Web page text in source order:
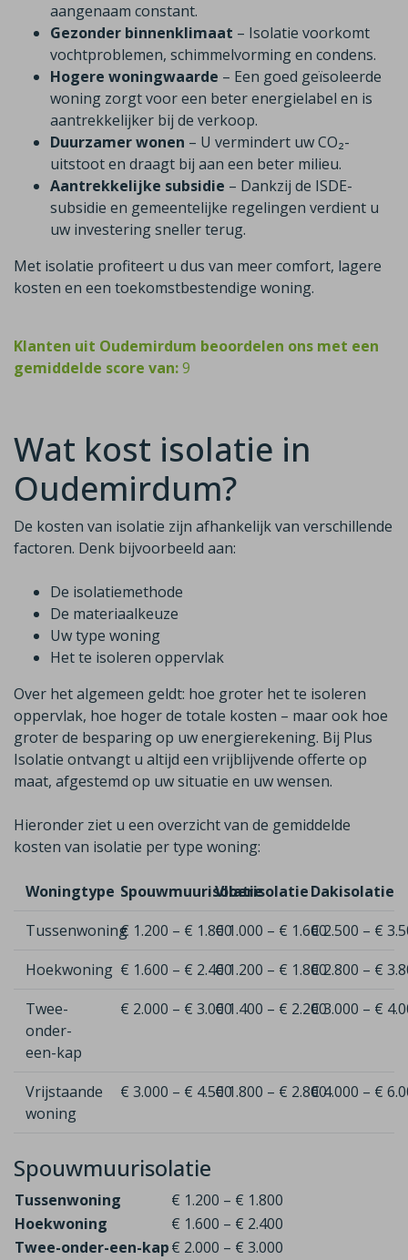
aangenaam constant.
Gezonder binnenklimaat – Isolatie voorkomt
vochtproblemen, schimmelvorming en condens.
Hogere woningwaarde – Een goed geïsoleerde
woning zorgt voor een beter energielabel en is
aantrekkelijker bij de verkoop.
Duurzamer wonen – U vermindert uw CO₂-
uitstoot en draagt bij aan een beter milieu.
Aantrekkelijke subsidie – Dankzij de ISDE-
subsidie en gemeentelijke regelingen verdient u
uw investering sneller terug.
Met isolatie profiteert u dus van meer comfort, lagere
kosten en een toekomstbestendige woning.
Klanten uit Oudemirdum beoordelen ons met een
gemiddelde score van:9
Wat kost isolatie in
Oudemirdum?
De kosten van isolatie zijn afhankelijk van verschillende
factoren. Denk bijvoorbeeld aan:
De isolatiemethode
De materiaalkeuze
Uw type woning
Het te isoleren oppervlak
Over het algemeen geldt: hoe groter het te isoleren
oppervlak, hoe hoger de totale kosten – maar ook hoe
groter de besparing op uw energierekening. Bij Plus
Isolatie ontvangt u altijd een vrijblijvende offerte op
maat, afgestemd op uw situatie en uw wensen.
Hieronder ziet u een overzicht van de gemiddelde
kosten van isolatie per type woning:
Woningtype SpouwmuurisolatieVloerisolatieDakisolatie
Tussenwoning€ 1.200 – € 1.800€ 1.000 – € 1.600€ 2.500 – €
Hoekwoning € 1.600 – € 2.400€ 1.200 – € 1.800€ 2.800 – €
Twee-
onder-
een-kap
€ 2.000 – € 3.000€ 1.400 – € 2.200€ 3.000 – €
Vrijstaande
woning
€ 3.000 – € 4.500€ 1.800 – € 2.800€ 4.000 – €
Spouwmuurisolatie
Tussenwoning
€ 1.200 – € 1.800
Hoekwoning
€ 1.600 – € 2.400
Twee-onder-een-kap€ 2.000 – € 3.000